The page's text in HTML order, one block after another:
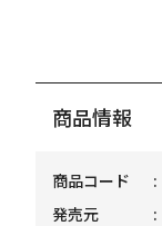
商品情報
商品コード
発売元